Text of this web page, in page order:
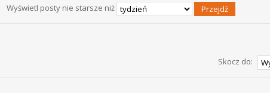
Wyświetl posty nie starsze niż
Skocz do: